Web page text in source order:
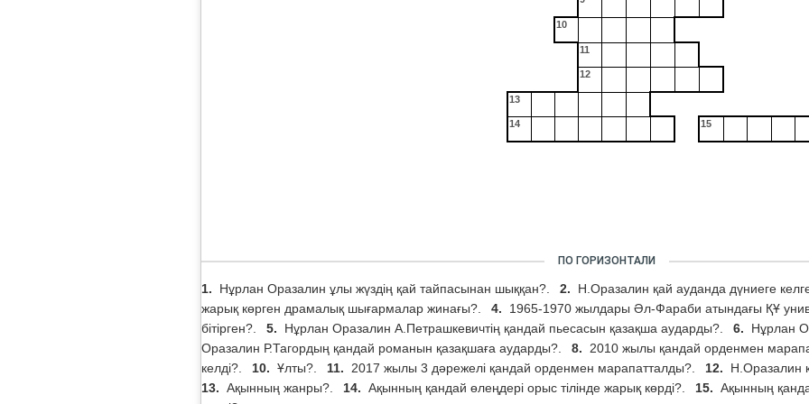
10
11
12
13
14 15
ПО ГОРИЗОНТАЛИ
1. Нұрлан Оразалин ұлы жүздің қай тайпасынан шыққан?. 2.
Н.Оразалин қай ауданда дүниеге
жарық көрген драмалық шығармалар жинағы?.
4.
1965-1970 жылдары Әл-Фараби атындағы ҚҰ
бітірген?.
5. Нұрлан Оразалин А.Петрашкевичтің қандай пьесасын қазақша аударды?. 6.
Нұрлан
Оразалин Р.Тагордың қандай романын қазақшаға аударды?.
8.
2010 жылы қандай орденмен
келді?.
10. Ұлты?. 11. 2017 жылы 3 дәрежелі қандай орденмен марапатталды?. 12.
Н.Оразалин
13. Ақынның жанры?. 14. Ақынның қандай өлеңдері орыс тілінде жарық көрді?. 15. Ақынның